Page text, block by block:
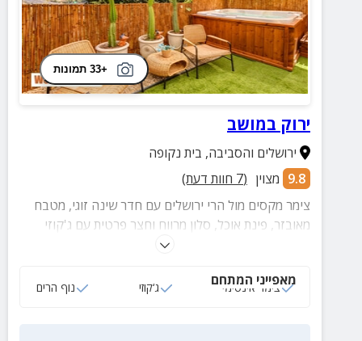
+33 תמונות
ירוק במושב
ירושלים והסביבה, בית נקופה
9.8 מצוין (
7 חוות דעת)
צימר מקסים מול הרי ירושלים עם חדר שינה זוגי, מטבח
מאובזר, פינת אוכל, סלון מרווח וחצר פרטית עם ג'קוזי
מאפייני המתחם
צימר אינטימי ג‘קוזי נוף הרים